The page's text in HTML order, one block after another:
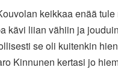
keikkaa enää
kävi liian vähiin ja
se oli kuitenkin
Kinnunen kertasi jo